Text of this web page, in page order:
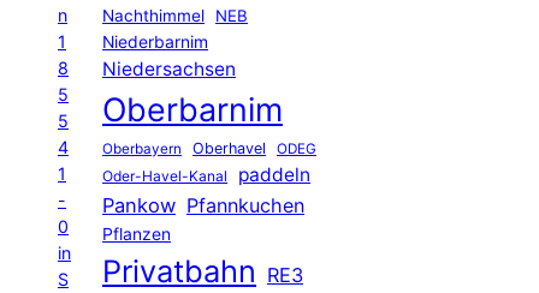
n
1
8
5
5
4
1
-
0
in
S
Nachthimmel
NEB
Niederbarnim
Niedersachsen
Oberbarnim
Oberbayern Oberhavel ODEG
Oder-Havel-Kanal paddeln
Pankow Pfannkuchen
Pflanzen
Privatbahn RE3